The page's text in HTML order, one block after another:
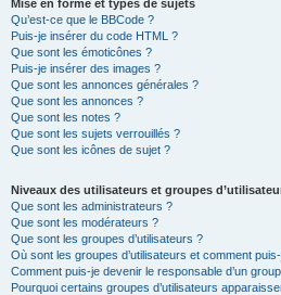
Mise en forme et types de sujets
Qu’est-ce que le BBCode ?
Puis-je insérer du code HTML ?
Que sont les émoticônes ?
Puis-je insérer des images ?
Que sont les annonces générales ?
Que sont les annonces ?
Que sont les notes ?
Que sont les sujets verrouillés ?
Que sont les icônes de sujet ?
Niveaux des utilisateurs et groupes
Que sont les administrateurs ?
Que sont les modérateurs ?
Que sont les groupes d’utilisateurs ?
Où sont les groupes d’utilisateurs et comment
Comment puis-je devenir le responsable d’un
Pourquoi certains groupes d’utilisateurs